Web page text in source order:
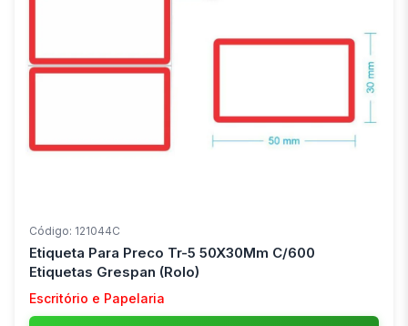
Código: 121044C
Etiqueta Para Preco Tr-5 50X30Mm C/600
Etiquetas Grespan (Rolo)
Escritório e Papelaria